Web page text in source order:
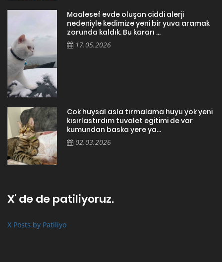
Maalesef evde oluşan ciddi alerji
nedeniyle kedimize yeni bir yuva aramak
zorunda kaldık. Bu kararı ...
17.05.2026
Cok huysal asla tırmalama huyu yok yeni
kısırlastırdım tuvalet egitimi de var
kumundan baska yere ya...
02.03.2026
X' de de patiliyoruz.
X Posts by Patiliyo